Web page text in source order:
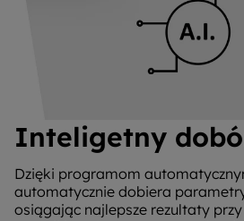
Inteligetny
Dzięki programom
automatycznie dobiera
osiągając najlepsze rezultaty